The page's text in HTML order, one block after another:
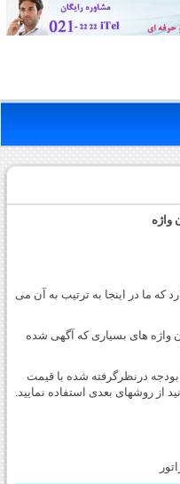
واژه
که ما در اینجا به ترتیب به آن می
واژه های بسیاری که آگهی شده
بودجه درنظرگرفته شده با قیمت
از روشهای بعدی استفاده نمایید.